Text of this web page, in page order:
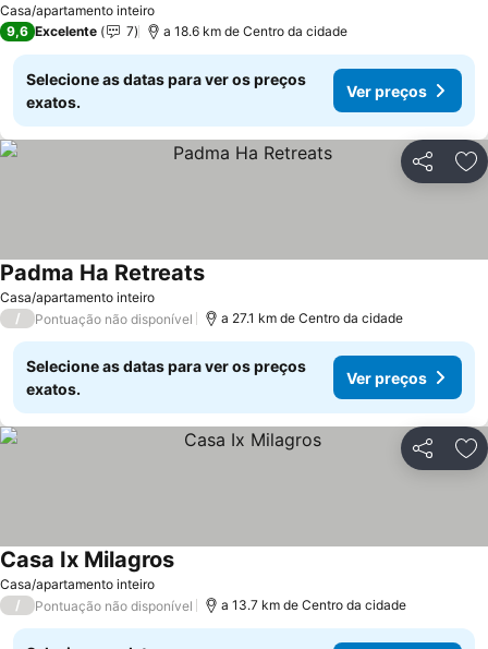
Casa/apartamento inteiro
9,6 Excelente 7 a 18.6 km de Centro da cidade
Selecione as datas para ver os preços
exatos.
Ver preços
Partilhar
Casa/apartamento inteiro
Padma Ha RetreatsVer preços
/ Pontuação não disponível a 27.1 km de Centro da cidade
Selecione as datas para ver os preços
exatos.
Ver preços
Partilhar
Casa/apartamento inteiro
Casa Ix MilagrosVer preços
/ Pontuação não disponível a 13.7 km de Centro da cidade